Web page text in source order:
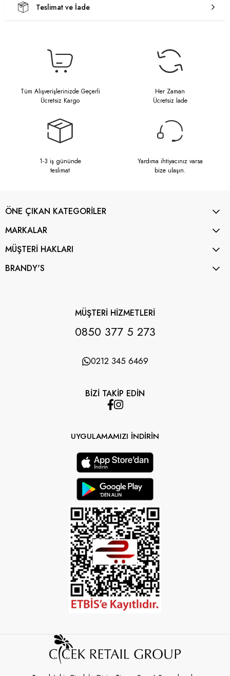
Teslimat ve İade
Tüm Alışverişlerinizde Geçerli
Ücretsiz Kargo
Her Zaman
Ücretsiz İade
1-3 iş gününde
teslimat
Yardıma ihtiyacınız varsa
bize ulaşın.
ÖNE ÇIKAN KATEGORİLER
MARKALAR
MÜŞTERİ HAKLARI
BRANDY'S
MÜŞTERİ HİZMETLERİ
0850 377 5 273
0212 345 6469
BİZİ TAKİP EDİN
UYGULAMAMIZI İNDİRİN